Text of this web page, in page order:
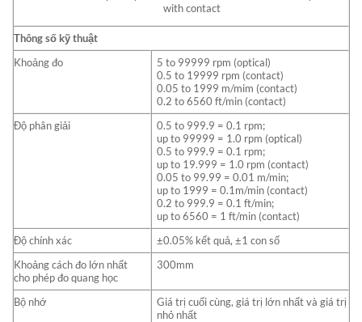
with contact
Thông số kỹ thuật
Khoảng đo
5 to 99999 rpm (optical)
0.5 to 19999 rpm (contact)
0.05 to 1999 m/mim (contact)
0.2 to 6560 ft/min (contact)
Độ phân giải
0.5 to 999.9 = 0.1 rpm;
up to 99999 = 1.0 rpm (optical)
0.5 to 999.9 = 0.1 rpm;
up to 19.999 = 1.0 rpm (contact)
0.05 to 99.99 = 0.01 m/min;
up to 1999 = 0.1m/min (contact)
0.2 to 999.9 = 0.1 ft/min;
up to 6560 = 1 ft/min (contact)
Độ chính xác
±0.05% kết quả, ±1 con số
Khoảng cách đo lớn nhất
cho phép đo quang học
300mm
Bộ nhớ
Giá trị cuối cùng, giá trị lớn nhất và giá trị
nhỏ nhất